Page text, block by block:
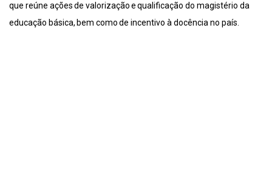
que reúne ações de valorização e qualificação do magistério da
educação básica, bem como de incentivo à docência no país.